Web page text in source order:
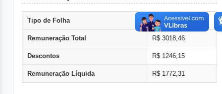
Tipo de Folha Normal
Remuneração Total R$ 3018,46
Descontos R$ 1246,15
Remuneração Líquida R$ 1772,31